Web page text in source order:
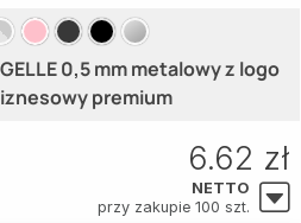
0,5 mm metalowy z logo
premium
6.62 zł
NETTO
przy zakupie 100 szt.